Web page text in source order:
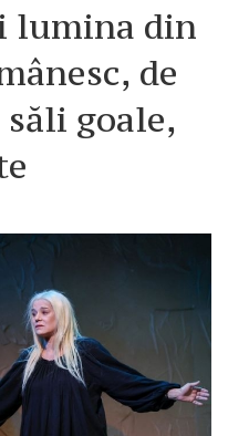
lumina din
de
goale,